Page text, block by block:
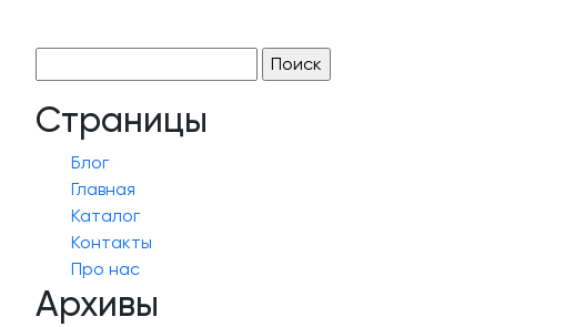
Страницы
Блог
Главная
Каталог
Контакты
Про нас
Архивы